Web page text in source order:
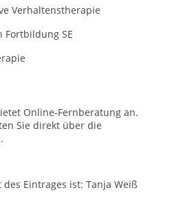
Verhaltenstherapie
Fortbildung SE
Online-Fernberatung an.
Sie direkt über die
.
Eintrages ist: Tanja Weiß